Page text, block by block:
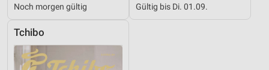
Noch morgen gültig Gültig bis Di. 01.09.
Tchibo